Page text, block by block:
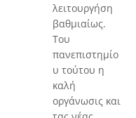
λειτουργήση
βαθμιαίως.
Του
πανεπιστημίο
υ τούτου η
καλή
οργάνωσις και